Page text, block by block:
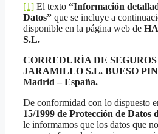
[1] El texto “Información
Datos” que se incluye a
disponible en la página web de
S.L.
CORREDURÍA DE
JARAMILLO S.L. BUESO
Madrid – España.
De conformidad con lo dispuesto
15/1999 de Protección de Datos
le informamos que los datos que